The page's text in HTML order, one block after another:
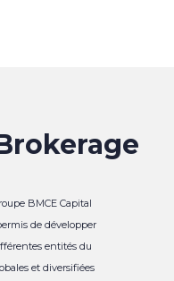
BMCE Capital
de développer
entités du
et diversifiées